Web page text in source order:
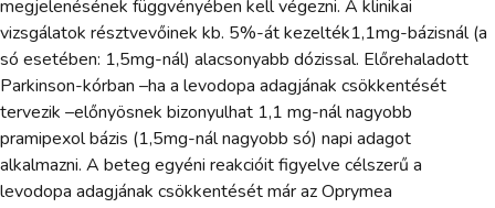
megjelenésének függvényében kell végezni. A klinikai
vizsgálatok résztvevőinek kb. 5%-át kezelték1,1mg-bázisnál (a
só esetében: 1,5mg-nál) alacsonyabb dózissal. Előrehaladott
Parkinson-kórban –ha a levodopa adagjának csökkentését
tervezik –előnyösnek bizonyulhat 1,1 mg-nál nagyobb
pramipexol bázis (1,5mg-nál nagyobb só) napi adagot
alkalmazni. A beteg egyéni reakcióit figyelve célszerű a
levodopa adagjának csökkentését már az Oprymea